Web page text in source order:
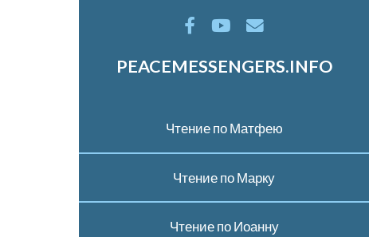
PEACEMESSENGERS.INFO
Чтение по Матфею
Чтение по Марку
Чтение по Иоанну